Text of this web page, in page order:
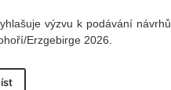
výzvu k podávání návrhů
Erzgebirge 2026.